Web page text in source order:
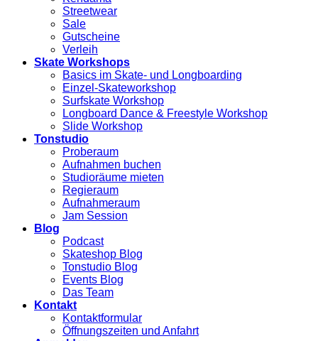
Streetwear
Sale
Gutscheine
Verleih
Skate Workshops
Basics im Skate- und Longboarding
Einzel-Skateworkshop
Surfskate Workshop
Longboard Dance & Freestyle Workshop
Slide Workshop
Tonstudio
Proberaum
Aufnahmen buchen
Studioräume mieten
Regieraum
Aufnahmeraum
Jam Session
Blog
Podcast
Skateshop Blog
Tonstudio Blog
Events Blog
Das Team
Kontakt
Kontaktformular
Öffnungszeiten und Anfahrt